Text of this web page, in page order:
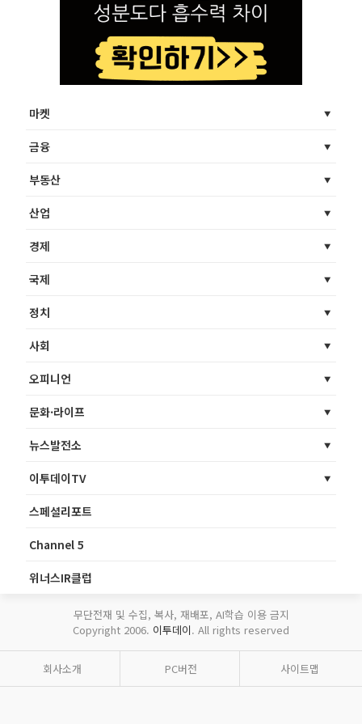
마켓
금융
부동산
산업
경제
국제
정치
사회
오피니언
문화·라이프
뉴스발전소
이투데이TV
스페셜리포트
Channel 5
위너스IR클럽
무단전재 및 수집, 복사, 재배포, AI학습 이용 금지
Copyright 2006. 이투데이. All rights reserved
회사소개 PC버전 사이트맵